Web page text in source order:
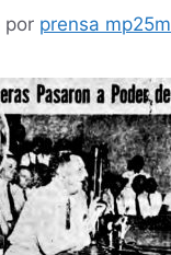
por prensa mp25m